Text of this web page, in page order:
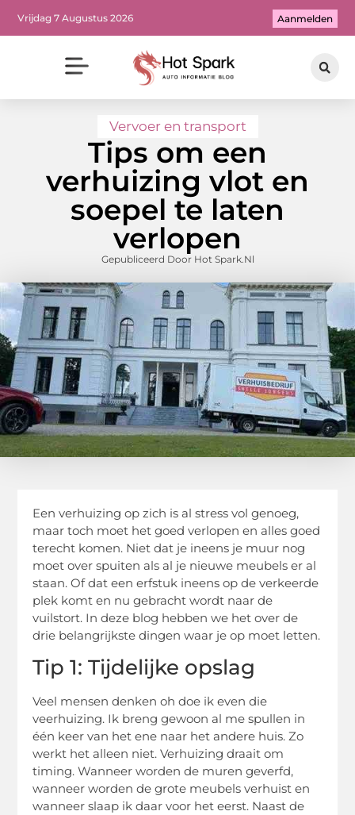
Vrijdag 7 Augustus 2026 Aanmelden
Vervoer en transport
Tips om een
verhuizing vlot en
soepel te laten
verlopen
Gepubliceerd Door Hot Spark.nl
Een verhuizing op zich is al stress vol genoeg,
maar toch moet het goed verlopen en alles goed
terecht komen. Niet dat je ineens je muur nog
moet over spuiten als al je nieuwe meubels er al
staan. Of dat een erfstuk ineens op de verkeerde
plek komt en nu gebracht wordt naar de
vuilstort. In deze blog hebben we het over de
drie belangrijkste dingen waar je op moet letten.
Tip 1: Tijdelijke opslag
Veel mensen denken oh doe ik even die
veerhuizing. Ik breng gewoon al me spullen in
één keer van het ene naar het andere huis. Zo
werkt het alleen niet. Verhuizing draait om
timing. Wanneer worden de muren geverfd,
wanneer worden de grote meubels verhuist en
wanneer slaap ik daar voor het eerst. Naast de